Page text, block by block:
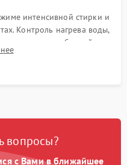
интенсивной стирки и
Контроль нагрева воды,
излишних вибраций,
под корпусом.
вопросы?
с Вами в ближайшее